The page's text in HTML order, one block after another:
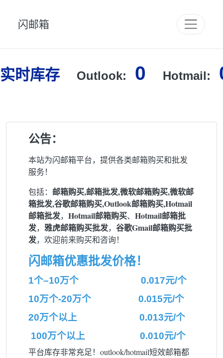
闪邮箱
实时库存 Outlook: 0 Hotmail:
公告：
本站为闪邮箱平台，提供各类邮箱购买和批发
服务！
包括： 邮箱购买,邮箱批发,微软邮箱购买,微软邮
箱批发,谷歌邮箱购买,Outlook邮箱购买,Hotmail
邮箱批发， Hotmail邮箱购买、 Hotmail邮箱批
发， 雅虎邮箱购买批发， 谷歌Gmail邮箱购买批
发，欢迎前来购买和咨询！
闪邮箱优惠批发价格！
1个–10万个 0.017元/个
10万个-20万个 0.015元/个
20万个以上 0.013元/个
100万个以上 0.010元/个
平台库存非常充足！outlook/hotmail短效邮箱都